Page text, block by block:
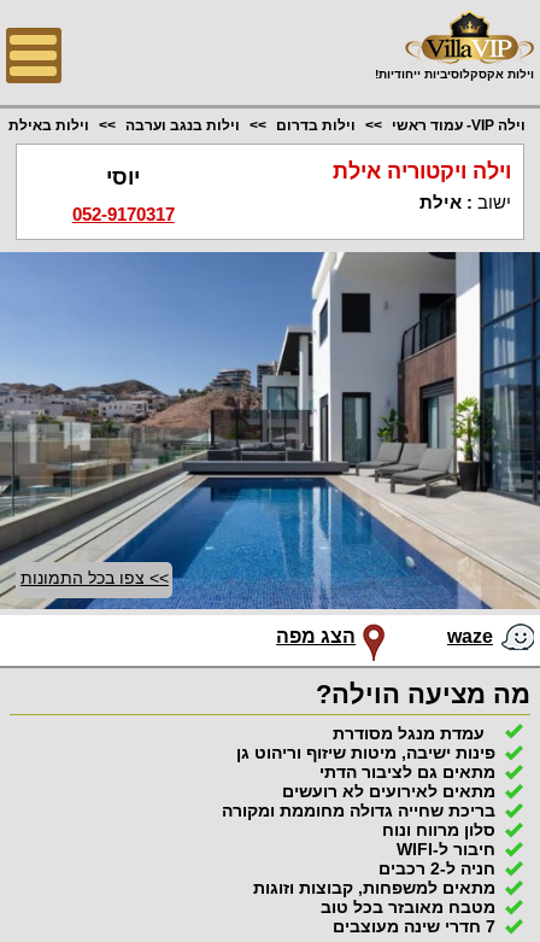
וילות אקסקלוסיביות ייחודיות!
וילה VIP- עמוד ראשי וילות בדרום וילות בנגב וערבה וילות באילת
וילה ויקטוריה אילת
ישוב :אילת
יוסי
052-9170317
>> צפו בכל התמונות
waze הצג מפה
מה מציעה הוילה?
עמדת מנגל מסודרת
פינות ישיבה, מיטות שיזוף וריהוט גן
מתאים גם לציבור הדתי
מתאים לאירועים לא רועשים
בריכת שחייה גדולה מחוממת ומקורה
סלון מרווח ונוח
חיבור ל-WIFI
חניה ל-2 רכבים
מתאים למשפחות, קבוצות וזוגות
מטבח מאובזר בכל טוב
7 חדרי שינה מעוצבים